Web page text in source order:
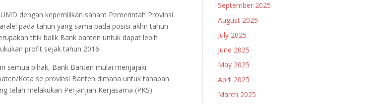
dengan kepemilikan saham Pemerintah Provinsi
pada tahun yang sama pada posisi akhir tahun
titik balik Bank banten untuk dapat lebih
profit sejak tahun 2016.
semua pihak, Bank Banten mulai menjajaki
Kota se provinsi Banten dimana untuk tahapan
telah melakukan Perjanjian Kerjasama (PKS)
September 2025
August 2025
July 2025
June 2025
May 2025
April 2025
March 2025